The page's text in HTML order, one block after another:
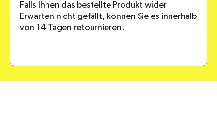
Falls Ihnen das bestellte Produkt wider
Erwarten nicht gefällt, können Sie es innerhalb
von 14 Tagen retournieren.